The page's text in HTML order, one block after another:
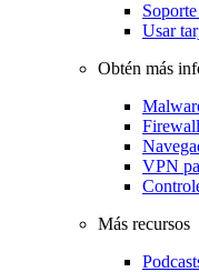
Usar
Obtén más
Firewall
VPN
Más recursos